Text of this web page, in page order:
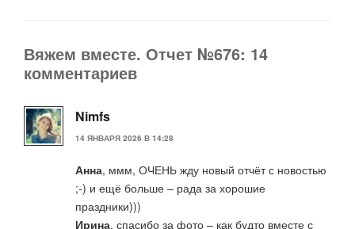
Вяжем вместе. Отчет №676: 14
комментариев
Nimfs
14 ЯНВАРЯ 2026 В 14:28
Анна, ммм, ОЧЕНЬ жду новый отчёт с новостью
;-) и ещё больше – рада за хорошие
праздники)))
Ирина, спасибо за фото – как будто вместе с